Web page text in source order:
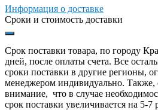
Информация о доставке
Сроки и стоимость доставки
Срок поставки товара, по городу
дней, после оплаты счета. Все
сроки поставки в другие регионы,
менеджером индивидуально.
внимание, что в случае
срок поставки увеличивается на 5-7